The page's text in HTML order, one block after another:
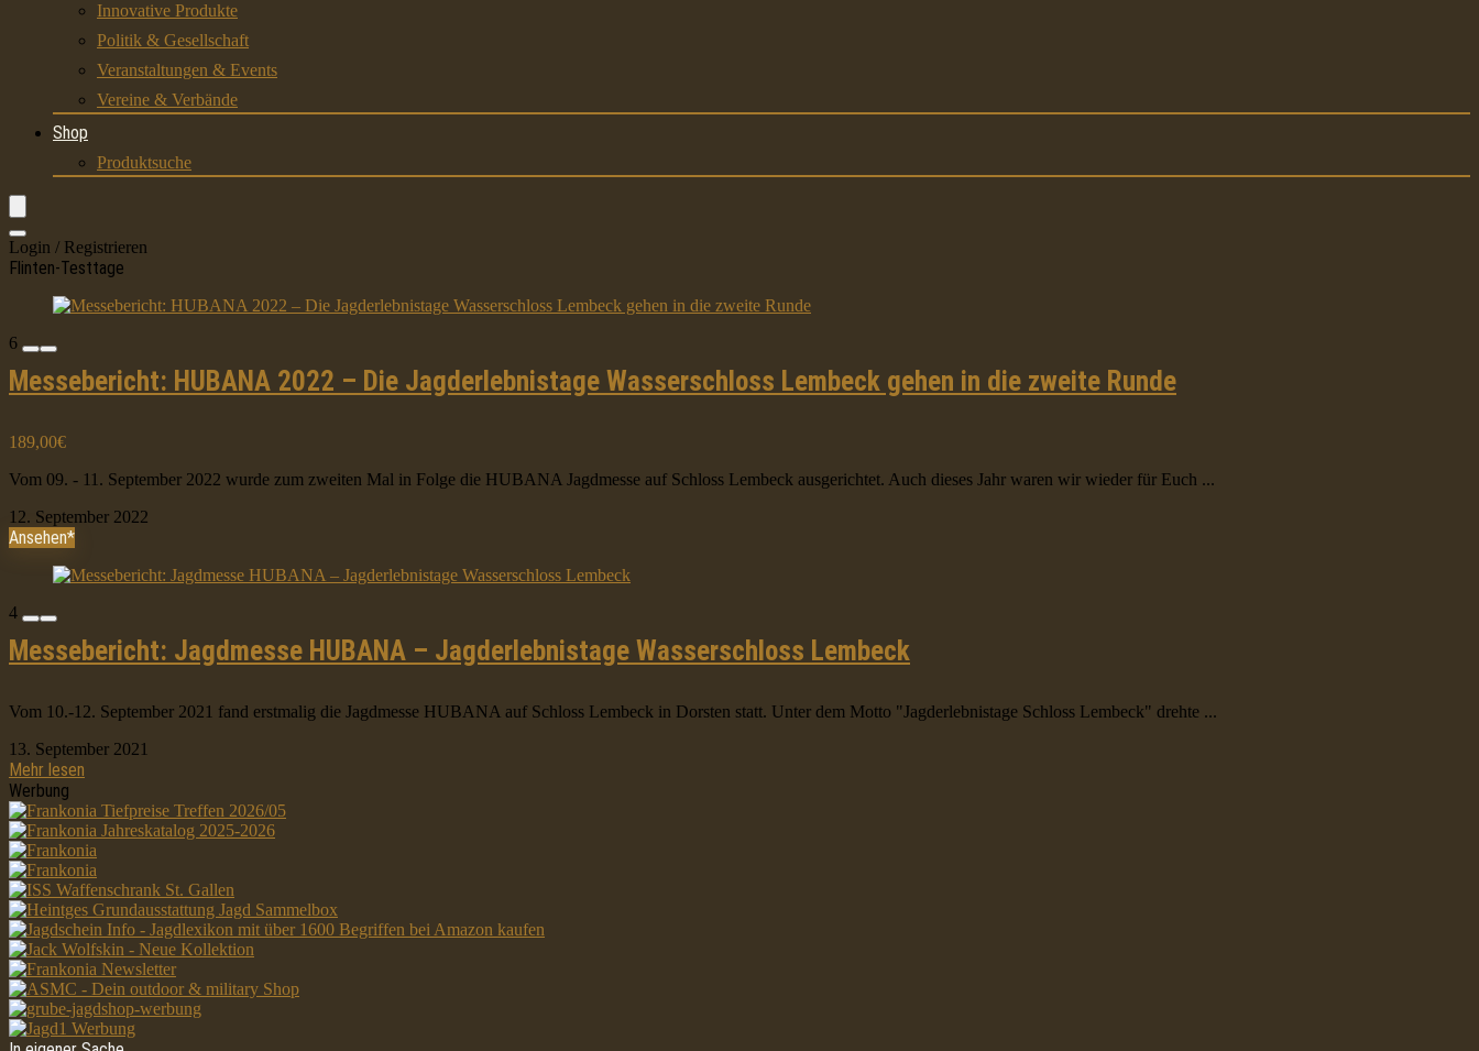
Innovative Produkte
Politik & Gesellschaft
Veranstaltungen & Events
Vereine & Verbände
Shop
Produktsuche
Login / Registrieren
Flinten-Testtage
6
Messebericht: HUBANA 2022 – Die Jagderlebnistage Wasserschloss Lembeck gehen in die zweite Runde
189,00€
Vom 09. - 11. September 2022 wurde zum zweiten Mal in Folge die HUBANA Jagdmesse auf Schloss Lembeck ausgerichtet. Auch dieses Jahr waren wir wieder für Euch ...
12. September 2022
Ansehen*
4
Messebericht: Jagdmesse HUBANA – Jagderlebnistage Wasserschloss Lembeck
Vom 10.-12. September 2021 fand erstmalig die Jagdmesse HUBANA auf Schloss Lembeck in Dorsten statt. Unter dem Motto "Jagderlebnistage Schloss Lembeck" drehte ...
13. September 2021
Mehr lesen
Werbung